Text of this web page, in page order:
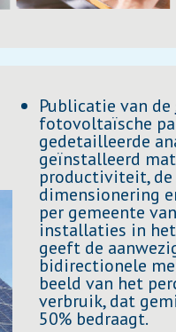
Publicatie van de
fotovoltaïsche
gedetailleerde
geïnstalleerd
productiviteit, de
dimensionering
per gemeente
installaties in het
geeft de
bidirectionele
beeld van het
verbruik, dat
50% bedraagt.